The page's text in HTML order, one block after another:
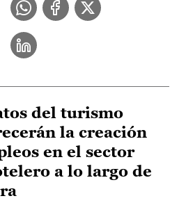
del turismo
la creación
en el sector
a lo largo de